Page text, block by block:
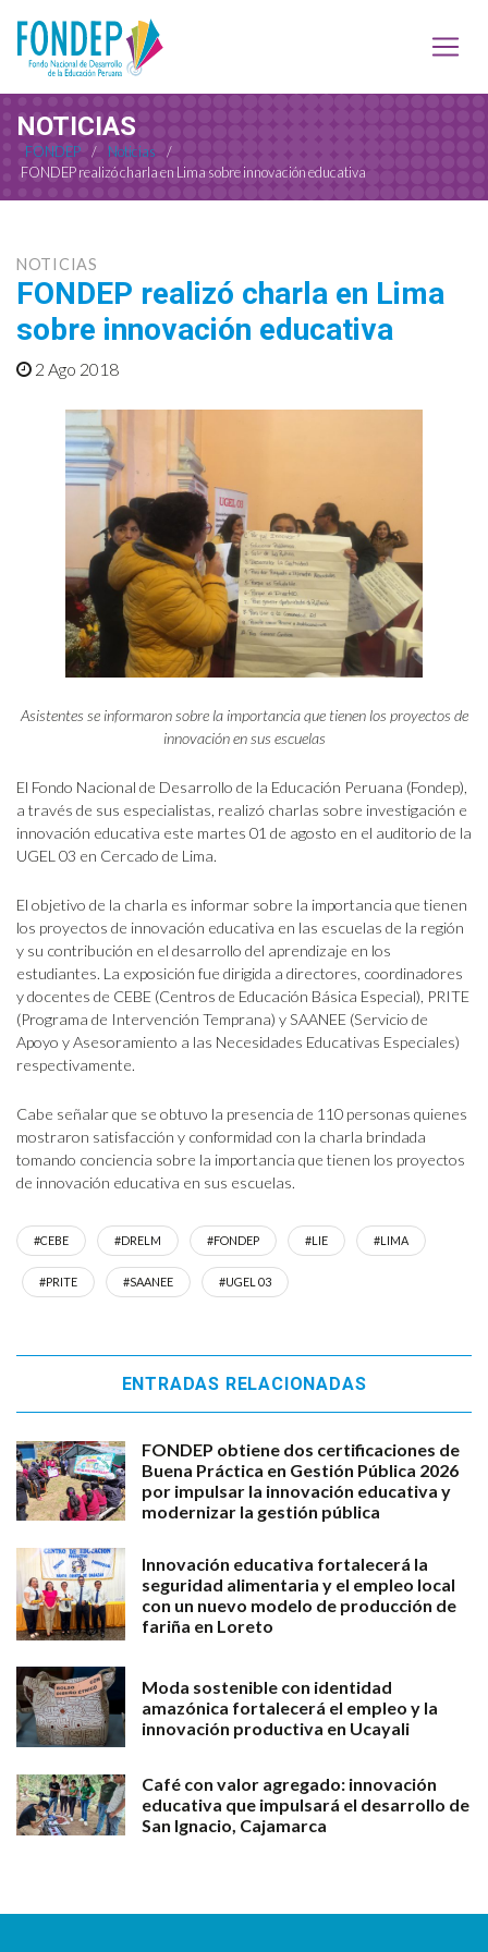
NOTICIAS
FONDEP / Noticias
/
FONDEP realizó charla en Lima sobre innovación educativa
NOTICIAS
FONDEP realizó charla en Lima
sobre innovación educativa
2 Ago 2018
Asistentes se informaron sobre la importancia que tienen los proyectos de
innovación en sus escuelas
El Fondo Nacional de Desarrollo de la Educación Peruana (Fondep),
a través de sus especialistas, realizó charlas sobre investigación e
innovación educativa este martes 01 de agosto en el auditorio de la
UGEL 03 en Cercado de Lima.
El objetivo de la charla es informar sobre la importancia que tienen
los proyectos de innovación educativa en las escuelas de la región
y su contribución en el desarrollo del aprendizaje en los
estudiantes. La exposición fue dirigida a directores, coordinadores
y docentes de CEBE (Centros de Educación Básica Especial), PRITE
(Programa de Intervención Temprana) y SAANEE (Servicio de
Apoyo y Asesoramiento a las Necesidades Educativas Especiales)
respectivamente.
Cabe señalar que se obtuvo la presencia de 110 personas quienes
mostraron satisfacción y conformidad con la charla brindada
tomando conciencia sobre la importancia que tienen los proyectos
de innovación educativa en sus escuelas.
#CEBE #DRELM #FONDEP #LIE #LIMA
#PRITE #SAANEE #UGEL 03
ENTRADAS RELACIONADAS
FONDEP obtiene dos certificaciones de
Buena Práctica en Gestión Pública 2026
por impulsar la innovación educativa y
modernizar la gestión pública
Innovación educativa fortalecerá la
seguridad alimentaria y el empleo local
con un nuevo modelo de producción de
fariña en Loreto
Moda sostenible con identidad
amazónica fortalecerá el empleo y la
innovación productiva en Ucayali
Café con valor agregado: innovación
educativa que impulsará el desarrollo de
San Ignacio, Cajamarca